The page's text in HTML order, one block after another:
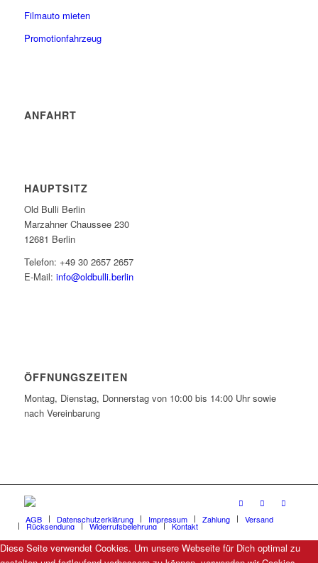
Filmauto mieten
Promotionfahrzeug
ANFAHRT
HAUPTSITZ
Old Bulli Berlin
Marzahner Chaussee 230
12681 Berlin
Telefon: +49 30 2657 2657
E-Mail: info@oldbulli.berlin
ÖFFNUNGSZEITEN
Montag, Dienstag, Donnerstag von 10:00 bis 14:00 Uhr sowie
nach Vereinbarung
AGB Datenschutzerklärung Impressum Zahlung Versand
Rücksendung Widerrufsbelehrung Kontakt
Diese Seite verwendet Cookies. Um unsere Webseite für Dich optimal zu